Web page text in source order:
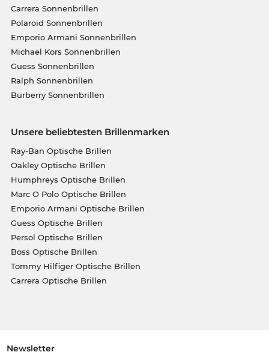
Carrera Sonnenbrillen
Polaroid Sonnenbrillen
Emporio Armani Sonnenbrillen
Michael Kors Sonnenbrillen
Guess Sonnenbrillen
Ralph Sonnenbrillen
Burberry Sonnenbrillen
Unsere beliebtesten Brillenmarken
Ray-Ban Optische Brillen
Oakley Optische Brillen
Humphreys Optische Brillen
Marc O Polo Optische Brillen
Emporio Armani Optische Brillen
Guess Optische Brillen
Persol Optische Brillen
Boss Optische Brillen
Tommy Hilfiger Optische Brillen
Carrera Optische Brillen
Newsletter